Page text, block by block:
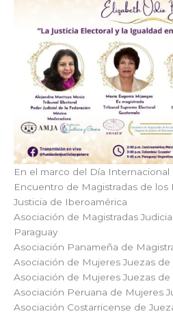
En el marco del Día Internacional
Encuentro de Magistradas de los
Justicia de Iberoamérica
Asociación de Magistradas
Paraguay
Asociación Panameña de
Asociación de Mujeres Juezas de
Asociación de Mujeres Juezas de
Asociación Peruana de Mujeres
Asociación Costarricense de